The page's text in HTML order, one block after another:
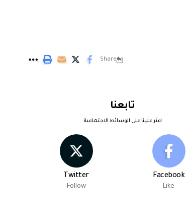
Share
تابعنا
اعثر علينا على الوسائط الاجتماعية
Facebook
Like
Twitter
Follow